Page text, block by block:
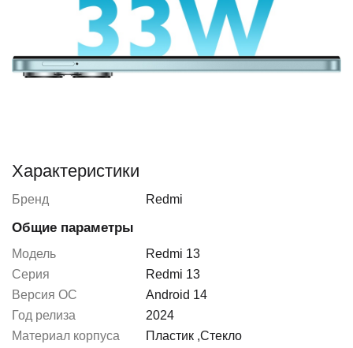
Характеристики
Бренд Redmi
Общие параметры
Модель
Redmi 13
Серия
Redmi 13
Версия ОС
Android 14
Год релиза
2024
Материал корпуса
Пластик ,Стекло